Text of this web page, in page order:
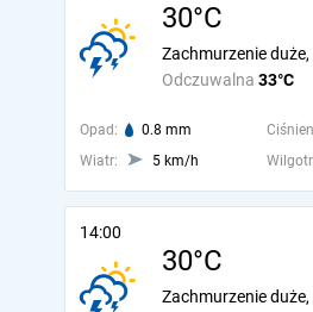
30°C
Odczuwalna 33°C
Zachmurzenie
Opad: 0.8 mm
Wiatr:
5 km/h
14:00
30°C
Zachmurzenie